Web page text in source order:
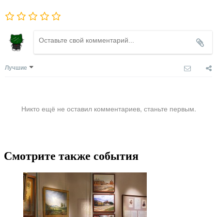
Лучшие
Никто ещё не оставил комментариев, станьте первым.
Смотрите также события